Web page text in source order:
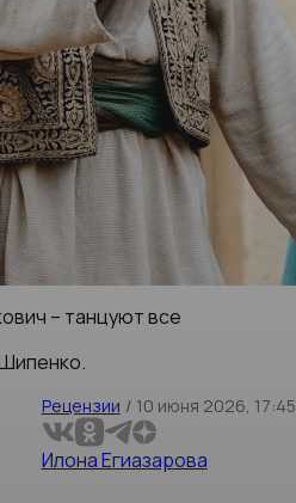
– танцуют все
Рецензии / 10 июня 2026, 17:45
Илона Егиазарова